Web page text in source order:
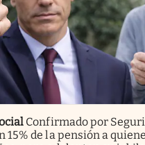
Confirmado por
15% de la pensión a